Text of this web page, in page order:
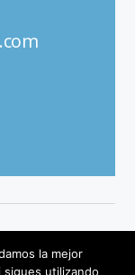
la mejor
utilizando